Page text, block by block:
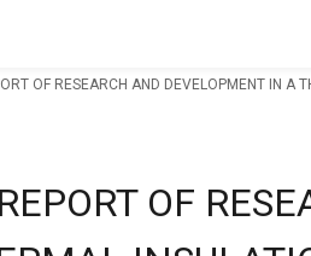
OF RESEARCH AND DEVELOPMENT IN A
OF